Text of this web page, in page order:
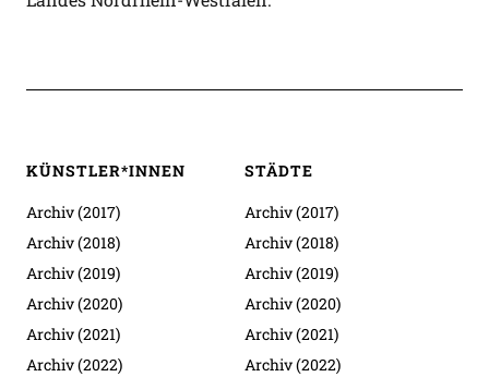
KÜNSTLER*INNEN
Archiv (2017)
Archiv (2018)
Archiv (2019)
Archiv (2020)
Archiv (2021)
Archiv (2022)
STÄDTE
Archiv (2017)
Archiv (2018)
Archiv (2019)
Archiv (2020)
Archiv (2021)
Archiv (2022)